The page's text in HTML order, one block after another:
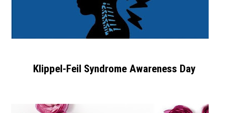
Klippel-Feil Syndrome Awareness Day